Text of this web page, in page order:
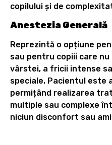
copilului și de
Anestezia Generală
Reprezintă o opțiune
sau pentru copiii care
vârstei, a fricii intense
speciale. Pacientul este
permițând realizarea
multiple sau complexe
niciun disconfort sau